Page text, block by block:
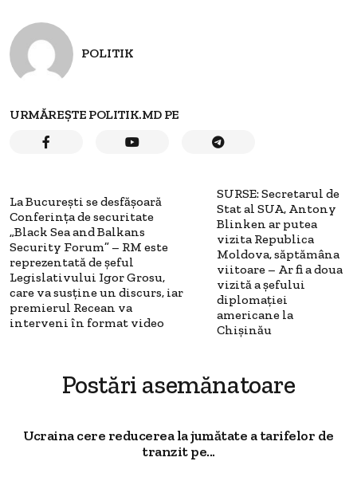
POLITIK
URMĂREȘTE POLITIK.MD PE
La București se desfășoară
Conferința de securitate
„Black Sea and Balkans
Security Forum” – RM este
reprezentată de șeful
Legislativului Igor Grosu,
care va susține un discurs, iar
premierul Recean va
interveni în format video
SURSE: Secretarul de
Stat al SUA, Antony
Blinken ar putea
vizita Republica
Moldova, săptămâna
viitoare – Ar fi a doua
vizită a șefului
diplomației
americane la
Chișinău
Postări asemănatoare
Ucraina cere reducerea la jumătate a tarifelor de
tranzit pe...